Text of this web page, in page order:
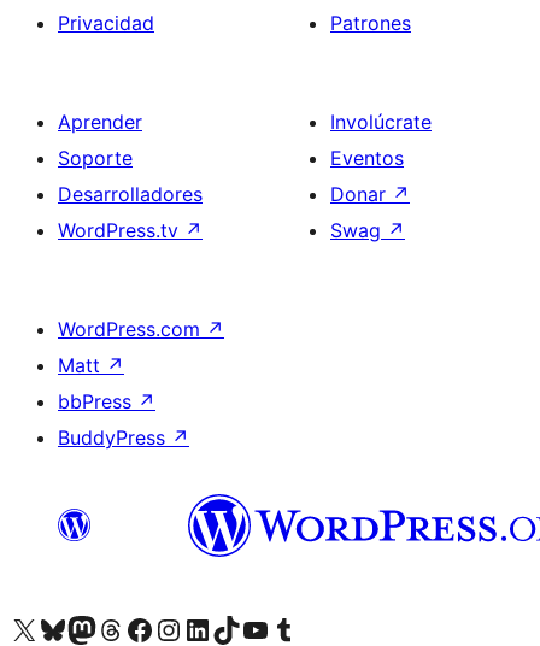
Privacidad
Patrones
Aprender
Soporte
Desarrolladores
WordPress.tv ↗
Involúcrate
Eventos
Donar ↗
Swag ↗
WordPress.com ↗
Matt ↗
bbPress ↗
BuddyPress ↗
Visita nuestra cuenta de X (anteriormente Twitter)
Visita nuestra cuenta de Bluesky
Visita nuestra cuenta de Mastodon
Visita nuestra cuenta de Threads
Visita nuestra página de Facebook
Visita nuestra cuenta de Instagram
Visita nuestra cuenta de LinkedIn
Visita nuestra cuenta de TikTok
Visita nuestro canal de YouTube
Visita nuestra cuenta de Tumblr